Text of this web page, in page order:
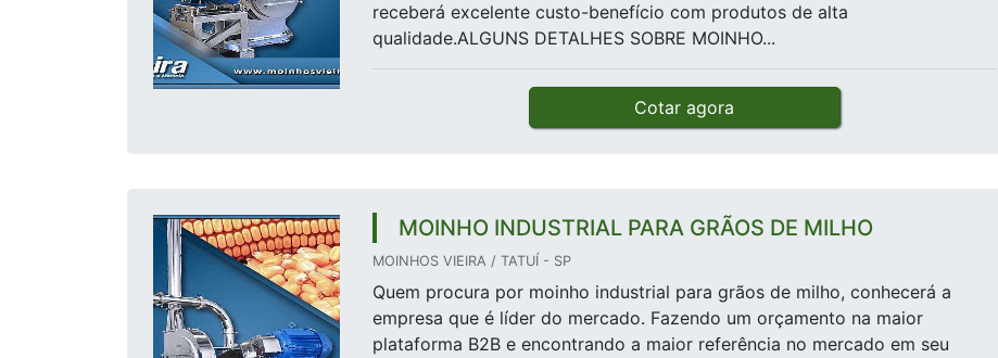
receberá excelente custo-benefício com produtos de alta
qualidade.ALGUNS DETALHES SOBRE MOINHO...
Cotar agora
MOINHO INDUSTRIAL PARA GRÃOS DE MILHO
MOINHOS VIEIRA / TATUÍ - SP
Quem procura por moinho industrial para grãos de milho, conhecerá a
empresa que é líder do mercado. Fazendo um orçamento na maior
plataforma B2B e encontrando a maior referência no mercado em seu